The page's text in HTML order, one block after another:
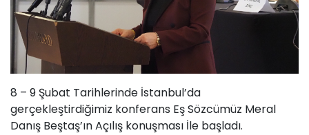
8 – 9 Şubat Tarihlerinde İstanbul’da
gerçekleştirdiğimiz konferans Eş Sözcümüz Meral
Danış Beştaş’ın Açılış konuşması İle başladı.